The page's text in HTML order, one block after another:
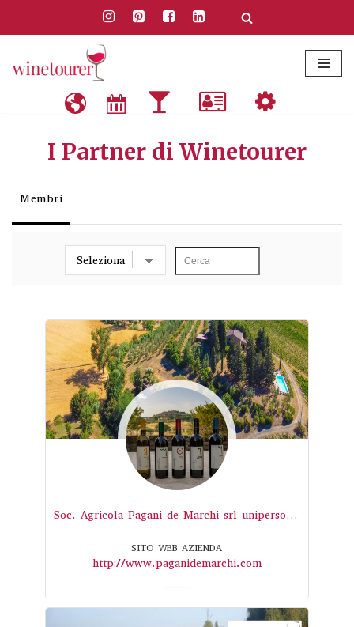
al
contenuto
|
|
I Partner di Winetourer
Membri
Soc. Agricola Pagani de Marchi srl unipersonale
SITO WEB AZIENDA
http://www.paganidemarchi.com